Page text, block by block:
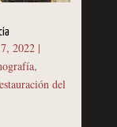
2022|
,
del